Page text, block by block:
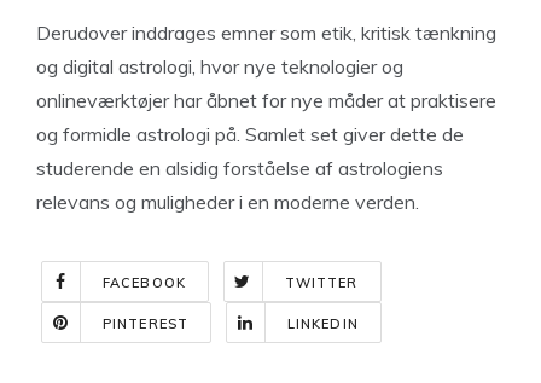
Derudover inddrages emner som etik, kritisk tænkning
og digital astrologi, hvor nye teknologier og
onlineværktøjer har åbnet for nye måder at praktisere
og formidle astrologi på. Samlet set giver dette de
studerende en alsidig forståelse af astrologiens
relevans og muligheder i en moderne verden.
FACEBOOK TWITTER
PINTEREST LINKEDIN